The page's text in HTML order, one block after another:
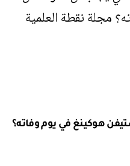
هوكينغ في يوم وفاته؟